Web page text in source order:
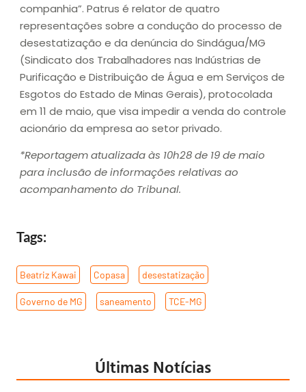
companhia”. Patrus é relator de quatro
representações sobre a condução do processo de
desestatização e da denúncia do Sindágua/MG
(Sindicato dos Trabalhadores nas Indústrias de
Purificação e Distribuição de Água e em Serviços de
Esgotos do Estado de Minas Gerais), protocolada
em 11 de maio, que visa impedir a venda do controle
acionário da empresa ao setor privado.
*Reportagem atualizada às 10h28 de 19 de maio
para inclusão de informações relativas ao
acompanhamento do Tribunal.
Tags:
Beatriz Kawai Copasa desestatização
Governo de MG saneamento TCE-MG
Últimas Notícias